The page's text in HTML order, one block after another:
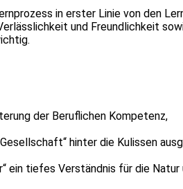
in erster Linie von den
und Freundlichkeit
der Beruflichen Kompetenz,
hinter die Kulissen
ein tiefes Verständnis für die Natur